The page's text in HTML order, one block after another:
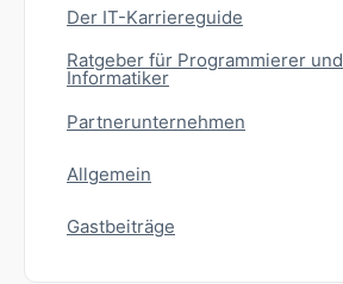
Der IT-Karriereguide
Ratgeber für Programmierer und
Informatiker
Partnerunternehmen
Allgemein
Gastbeiträge